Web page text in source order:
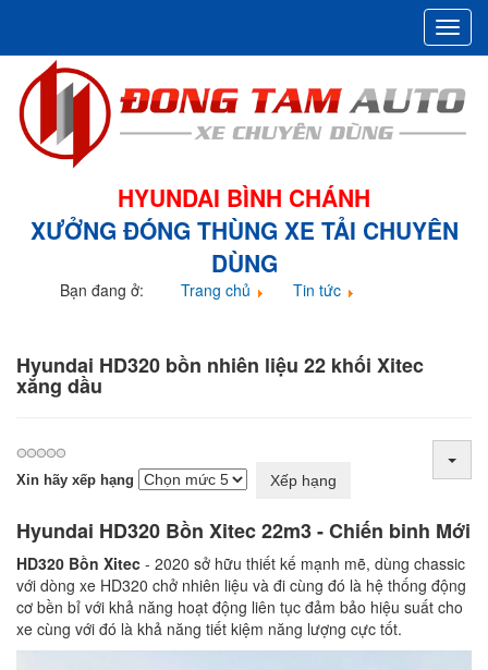
HYUNDAI BÌNH CHÁNH
XƯỞNG ĐÓNG THÙNG XE TẢI CHUYÊN
DÙNG
Bạn đang ở: Trang chủ
Tin tức
Hyundai HD320 bồn nhiên liệu 22 khối Xitec
xăng dầu
Xin hãy xếp hạng
Hyundai HD320 Bồn Xitec 22m3 - Chiến binh Mới
HD320 Bồn Xitec - 2020 sở hữu thiết kế mạnh mẽ, dùng chassic
với dòng xe HD320 chở nhiên liệu và đi cùng đó là hệ thống động
cơ bền bỉ với khả năng hoạt động liên tục đảm bảo hiệu suất cho
xe cùng với đó là khả năng tiết kiệm năng lượng cực tốt.